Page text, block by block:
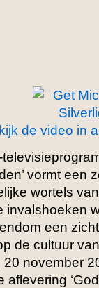
de video in
vormt een
wortels
invalshoeken
een
de cultuur
november
aflevering